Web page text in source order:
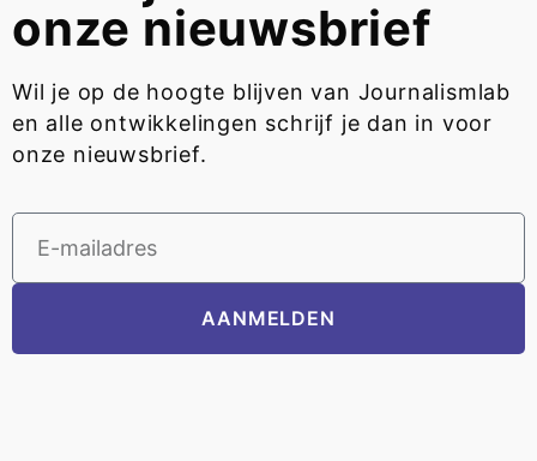
onze nieuwsbrief
Wil je op de hoogte blijven van Journalismlab
en alle ontwikkelingen schrijf je dan in voor
onze nieuwsbrief.
AANMELDEN